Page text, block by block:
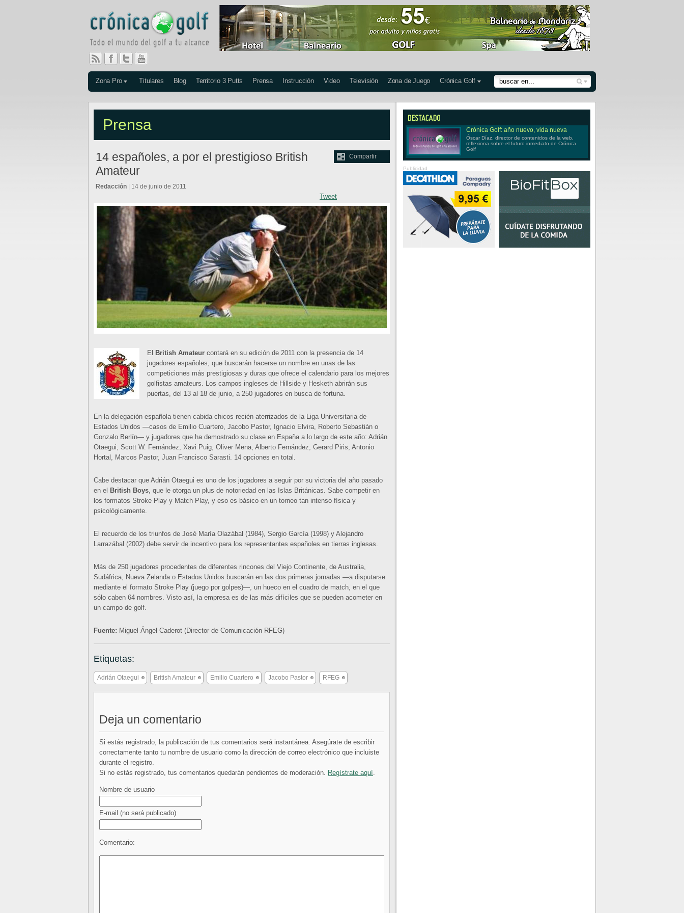
Zona Pro Titulares Blog Territorio 3 Putts Prensa Instrucción Video Televisión Zona de Juego Crónica Golf
Prensa
Compartir
14 españoles, a por el prestigioso British
Amateur
Tweet
Redacción | 14 de junio de 2011
El British Amateur contará en su edición de 2011 con la presencia de 14
jugadores españoles, que buscarán hacerse un nombre en unas de las
competiciones más prestigiosas y duras que ofrece el calendario para los mejores
golfistas amateurs. Los campos ingleses de Hillside y Hesketh abrirán sus
puertas, del 13 al 18 de junio, a 250 jugadores en busca de fortuna.
En la delegación española tienen cabida chicos recién aterrizados de la Liga Universitaria de
Estados Unidos —casos de Emilio Cuartero, Jacobo Pastor, Ignacio Elvira, Roberto Sebastián o
Gonzalo Berlín— y jugadores que ha demostrado su clase en España a lo largo de este año: Adrián
Otaegui, Scott W. Fernández, Xavi Puig, Oliver Mena, Alberto Fernández, Gerard Piris, Antonio
Hortal, Marcos Pastor, Juan Francisco Sarasti. 14 opciones en total.
Cabe destacar que Adrián Otaegui es uno de los jugadores a seguir por su victoria del año pasado
en el British Boys, que le otorga un plus de notoriedad en las Islas Británicas. Sabe competir en
los formatos Stroke Play y Match Play, y eso es básico en un torneo tan intenso física y
psicológicamente.
El recuerdo de los triunfos de José María Olazábal (1984), Sergio García (1998) y Alejandro
Larrazábal (2002) debe servir de incentivo para los representantes españoles en tierras inglesas.
Más de 250 jugadores procedentes de diferentes rincones del Viejo Continente, de Australia,
Sudáfrica, Nueva Zelanda o Estados Unidos buscarán en las dos primeras jornadas —a disputarse
mediante el formato Stroke Play (juego por golpes)—, un hueco en el cuadro de match, en el que
sólo caben 64 nombres. Visto así, la empresa es de las más difíciles que se pueden acometer en
un campo de golf.
Fuente: Miguel Ángel Caderot (Director de Comunicación RFEG)
Etiquetas:
Adrián Otaegui British Amateur Emilio Cuartero Jacobo Pastor RFEG
Deja un comentario
Si estás registrado, la publicación de tus comentarios será instantánea. Asegúrate de escribir
correctamente tanto tu nombre de usuario como la dirección de correo electrónico que incluiste
durante el registro.
Si no estás registrado, tus comentarios quedarán pendientes de moderación. Regístrate aquí.
Nombre de usuario
E-mail (no será publicado)
Comentario:
Crónica Golf: año nuevo, vida nueva
Óscar Díaz, director de contenidos de la web,
reflexiona sobre el futuro inmediato de Crónica
Golf
Publicidad